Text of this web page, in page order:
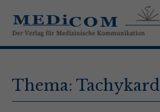
Thema: Tachykard